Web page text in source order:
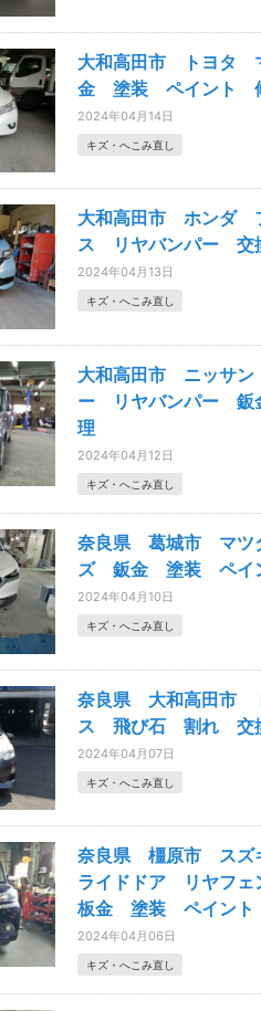
大和高田市 トヨタ
金 塗装 ペイント
2024年04月14日
キズ・へこみ直し
大和高田市 ホンダ
ス リヤバンパー
2024年04月13日
キズ・へこみ直し
大和高田市 ニッサ
ー リヤバンパー
理
2024年04月12日
キズ・へこみ直し
奈良県 葛城市 マツ
ズ 鈑金 塗装 ペイ
2024年04月10日
キズ・へこみ直し
奈良県 大和高田市
ス 飛び石 割れ 交
2024年04月07日
キズ・へこみ直し
奈良県 橿原市 ス
ライドドア リヤフ
板金 塗装 ペイン
2024年04月06日
キズ・へこみ直し